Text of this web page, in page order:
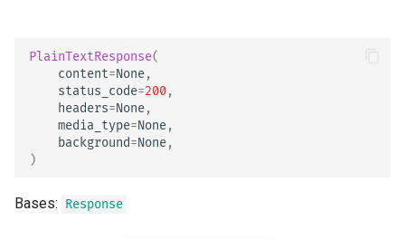
PlainTextResponse(
content=None,
status_code=200,
headers=None,
media_type=None,
background=None,
)
Bases: Response